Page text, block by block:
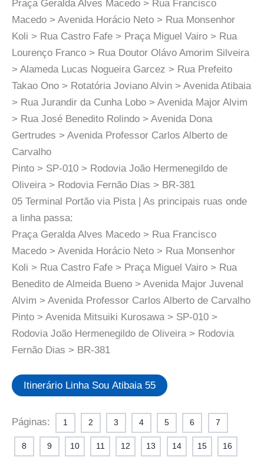
Praça Geralda Alves Macedo > Rua Francisco
Macedo > Avenida Horácio Neto > Rua Monsenhor
Koli > Rua Castro Fafe > Praça Miguel Vairo > Rua
Lourenço Franco > Rua Doutor Olávo Amorim Silveira
> Alameda Lucas Nogueira Garcez > Rua Prefeito
Takao Ono > Rotatória Joviano Alvin > Avenida Atibaia
> Rua Jurandir da Cunha Lobo > Avenida Major Alvim
> Rua José Benedito Rolindo > Avenida Dona
Gertrudes > Avenida Professor Carlos Alberto de
Carvalho
Pinto > SP-010 > Rodovia João Hermenegildo de
Oliveira > Rodovia Fernão Dias > BR-381
05 Terminal Portão via Pista | As principais ruas onde
a linha passa:
Praça Geralda Alves Macedo > Rua Francisco
Macedo > Avenida Horácio Neto > Rua Monsenhor
Koli > Rua Castro Fafe > Praça Miguel Vairo > Rua
Benedito de Almeida Bueno > Avenida Major Juvenal
Alvim > Avenida Professor Carlos Alberto de Carvalho
Pinto > Avenida Mitsuiki Kurosawa > SP-010 >
Rodovia João Hermenegildo de Oliveira > Rodovia
Fernão Dias > BR-381
Itinerário Linha Sou Atibaia 55
Páginas: 1 2 3 4 5 6 7
8 9 10 11 12 13 14 15 16